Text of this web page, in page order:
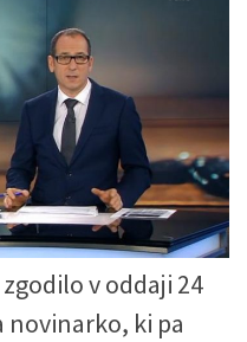
zgodilo v oddaji 24
novinarko, ki pa